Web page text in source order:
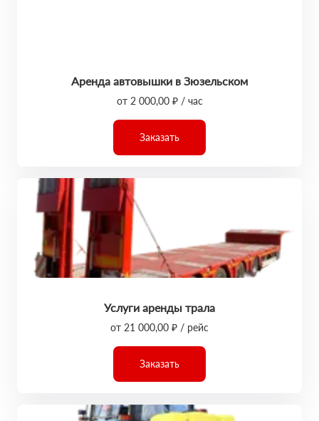
Аренда автовышки в Зюзельском
от 2 000,00 ₽ / час
Заказать
Услуги аренды трала
от 21 000,00 ₽ / рейс
Заказать